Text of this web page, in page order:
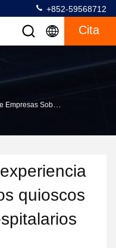
+852-59568712
Cita
Experiencia Del Paciente Con Los Quioscos De Autoservicio Hospitalarios
quioscos